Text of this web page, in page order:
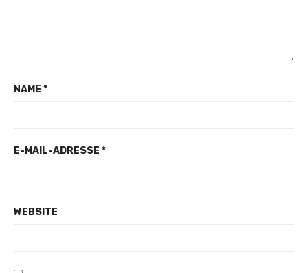
NAME *
E-MAIL-ADRESSE *
WEBSITE